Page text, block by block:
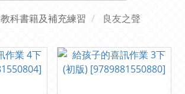
教科書籍及補充練習 良友之聲